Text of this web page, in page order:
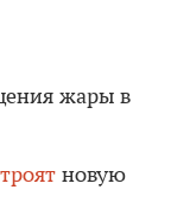
жары в
новую